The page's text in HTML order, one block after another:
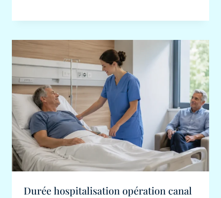
Durée hospitalisation opération canal